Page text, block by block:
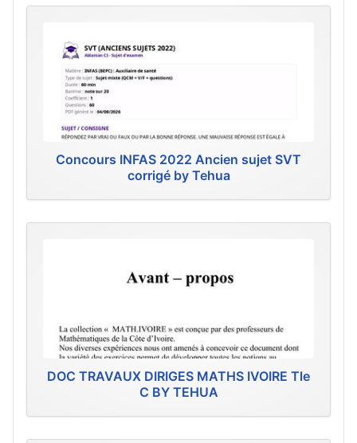
Concours INFAS 2022 Ancien sujet SVT
corrigé by Tehua
DOC TRAVAUX DIRIGES MATHS IVOIRE Tle
C BY TEHUA